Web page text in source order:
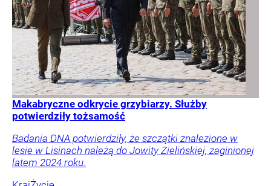
Makabryczne odkrycie grzybiarzy. Służby
potwierdziły tożsamość
Badania DNA potwierdziły, że szczątki znalezione w
lesie w Lisinach należą do Jowity Zielińskiej, zaginionej
latem 2024 roku.